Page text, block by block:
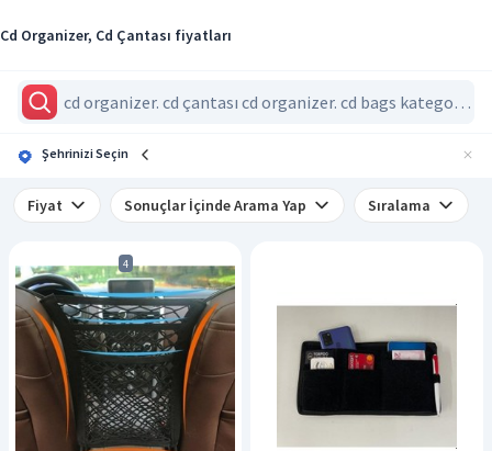
Cd Organizer, Cd Çantası fiyatları
Şehrinizi Seçin
Fiyat Sonuçlar İçinde Arama Yap Sıralama
4